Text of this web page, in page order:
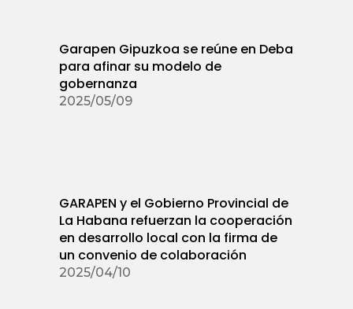
Garapen Gipuzkoa se reúne en Deba
para afinar su modelo de
gobernanza
2025/05/09
GARAPEN y el Gobierno Provincial de
La Habana refuerzan la cooperación
en desarrollo local con la firma de
un convenio de colaboración
2025/04/10